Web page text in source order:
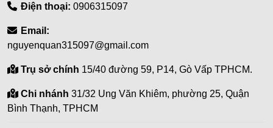
Điện thoại: 0906315097
Email:
nguyenquan315097@gmail.com
Trụ sở chính 15/40 đường 59, P14, Gò Vấp TPHCM.
Chi nhánh 31/32 Ung Văn Khiêm, phường 25, Quận
Bình Thạnh, TPHCM